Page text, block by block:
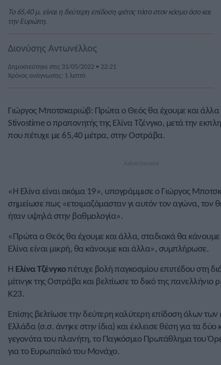
Το 65,40 μ. είναι η δεύτερη επίδοση φέτος τόσο στον κόσμο όσο και
την Ευρώπη.
Διονύσης Αντωνέλλος
Δημοσιεύτηκε στις 31/05/2022 • 22:21
Χρόνος ανάγνωσης: 1 λεπτό
Γιώργος Μποτσκαριώβ: Πρώτα ο Θεός θα έχουμε και
Stivostime ο προπονητής της Ελίνα Τζένγκο, μετά την
που πέτυχε με 65,40 μέτρα, στην Οστράβα.
«Η Ελίνα είναι ακόμα 19», υπογράμμισε ο Γιώργος
σημείωσε πως «ετοιμαζόμασταν γι αυτόν τον αγώνα, τον
ήταν υψηλά στην βαθμολογία».
«Πρώτα ο Θεός θα έχουμε και άλλα, σταδιακά θα κάνουμε
Ελίνα είναι μικρή, θα κάνουμε και άλλα», συμπλήρωσε.
Η Ελίνα Τζένγκοπέτυχε βολή παγκοσμίου επιπέδου στη
μίτινγκ της Οστράβα και βελτίωσε το δικό της πανελλήνιο
Κ23.
Επίσης βελτίωσε την δεύτερη καλύτερη επίδοση όλων
Ελλάδα (σ.σ. άνηκε στην ίδια) και έκλεισε θέση για τα
γεγονότα του πλανήτη, το Παγκόσμιο Πρωτάθλημα του
για το Ευρωπαϊκό του Μονάχο.